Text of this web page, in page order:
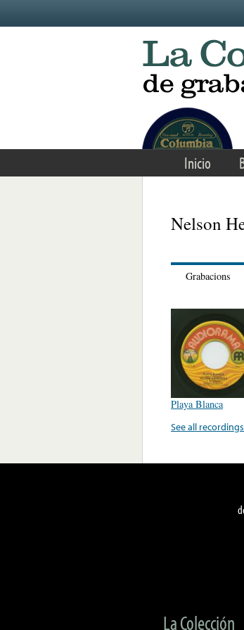
Inicio
Nelson
Grabacions
Playa Blanca
See all
La Colección